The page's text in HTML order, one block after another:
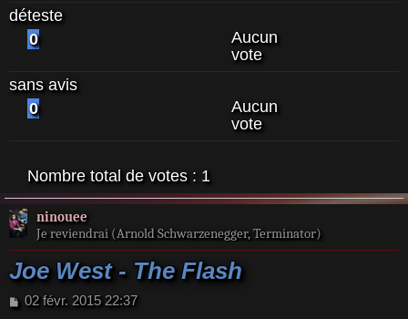
déteste
0
Aucun
vote
sans avis
0
Aucun
vote
Nombre total de votes : 1
ninouee
Je reviendrai (Arnold Schwarzenegger, Terminator)
Joe West - The Flash
M
02 févr. 2015 22:37